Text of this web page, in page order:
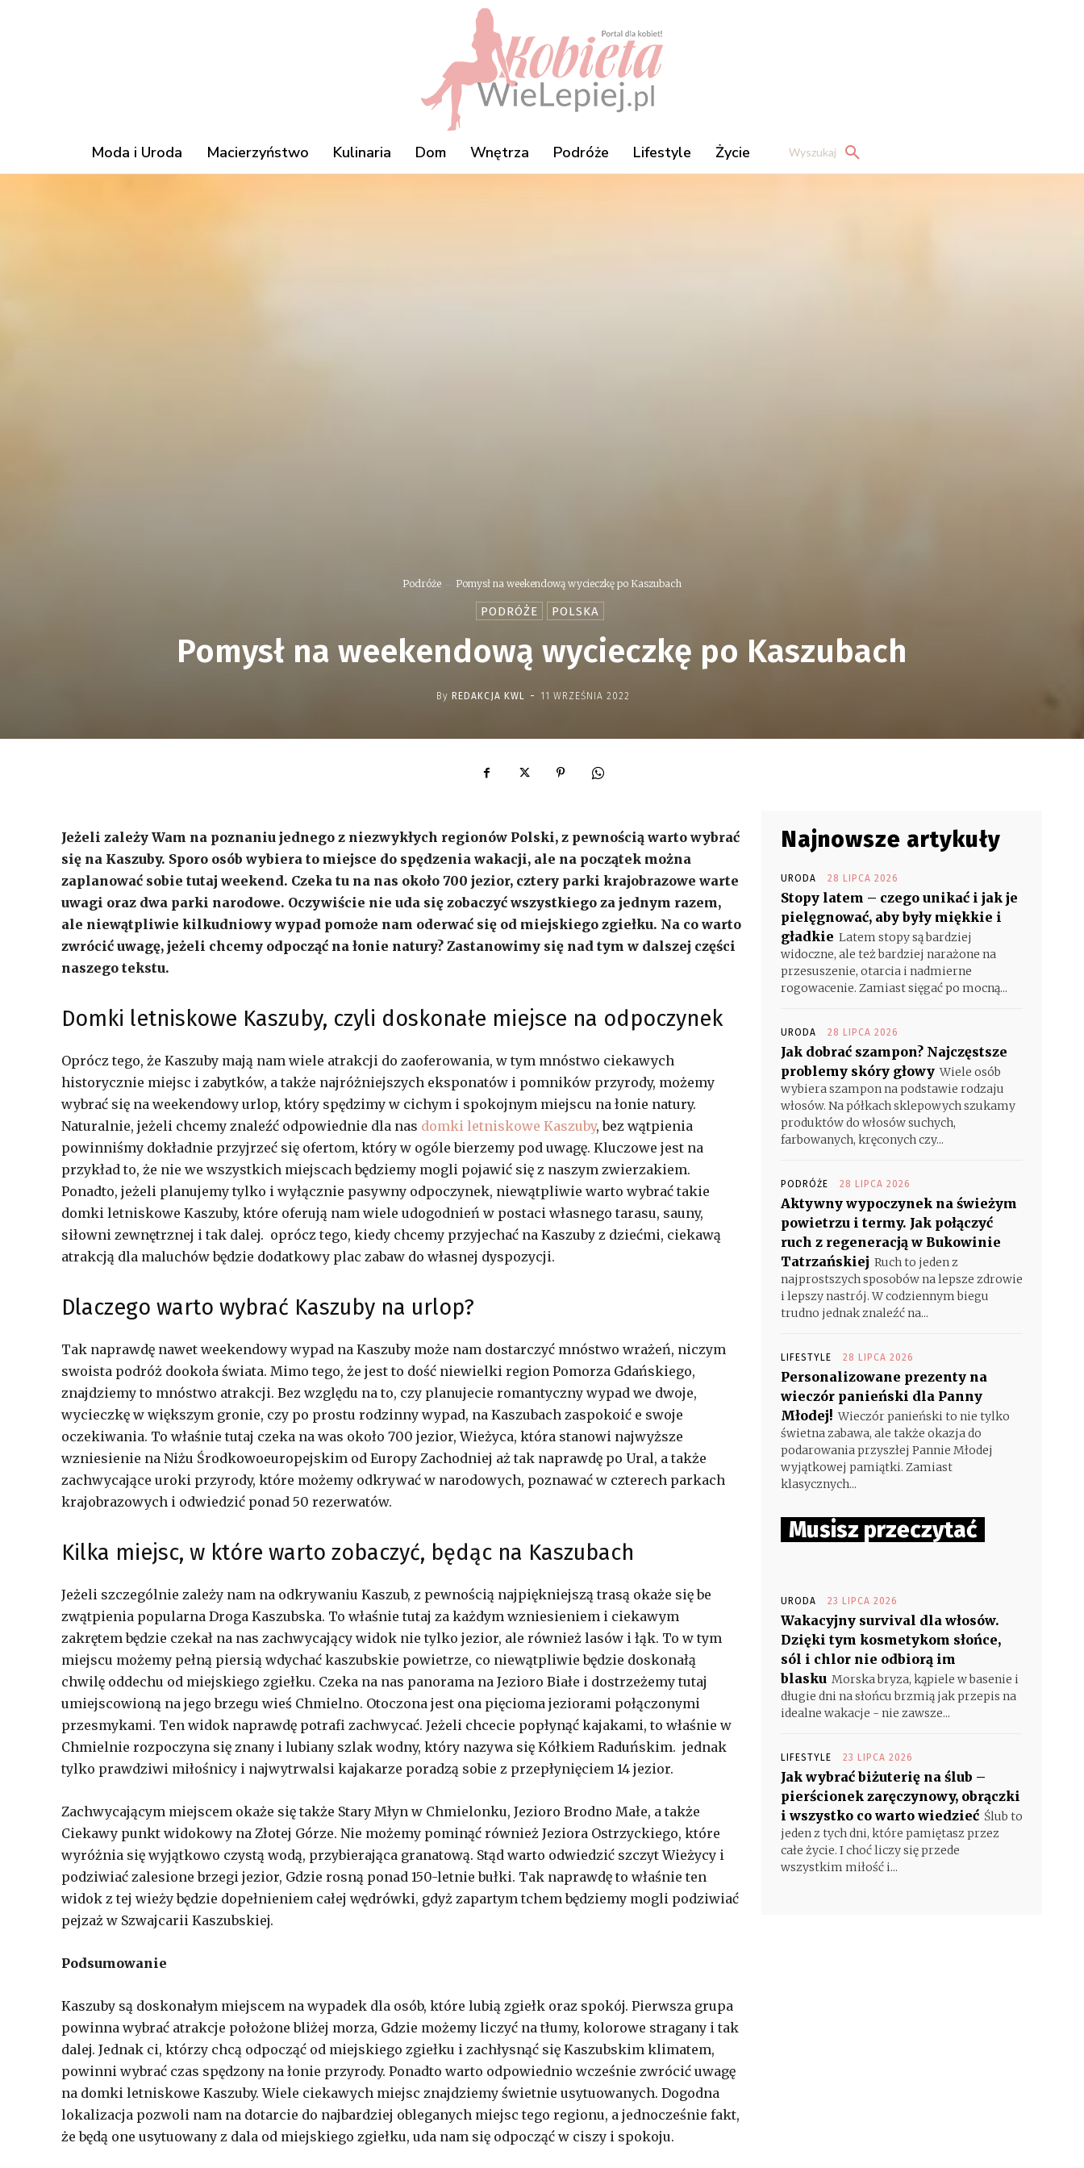
Moda i Uroda Macierzyństwo Kulinaria Dom Wnętrza Podróże Lifestyle Życie Wyszukaj
Podróże Pomysł na weekendową wycieczkę po Kaszubach
PODRÓŻE POLSKA
Pomysł na weekendową wycieczkę po Kaszubach
By REDAKCJA KWL - 11 WRZEŚNIA 2022
Jeżeli zależy Wam na poznaniu jednego z niezwykłych regionów Polski, z pewnością warto wybrać
się na Kaszuby. Sporo osób wybiera to miejsce do spędzenia wakacji, ale na początek można
zaplanować sobie tutaj weekend. Czeka tu na nas około 700 jezior, cztery parki krajobrazowe warte
uwagi oraz dwa parki narodowe. Oczywiście nie uda się zobaczyć wszystkiego za jednym razem,
ale niewątpliwie kilkudniowy wypad pomoże nam oderwać się od miejskiego zgiełku. Na co warto
zwrócić uwagę, jeżeli chcemy odpocząć na łonie natury? Zastanowimy się nad tym w dalszej części
naszego tekstu.
Domki letniskowe Kaszuby, czyli doskonałe miejsce na odpoczynek
Oprócz tego, że Kaszuby mają nam wiele atrakcji do zaoferowania, w tym mnóstwo ciekawych
historycznie miejsc i zabytków, a także najróżniejszych eksponatów i pomników przyrody, możemy
wybrać się na weekendowy urlop, który spędzimy w cichym i spokojnym miejscu na łonie natury.
Naturalnie, jeżeli chcemy znaleźć odpowiednie dla nas domki letniskowe Kaszuby, bez wątpienia
powinniśmy dokładnie przyjrzeć się ofertom, który w ogóle bierzemy pod uwagę. Kluczowe jest na
przykład to, że nie we wszystkich miejscach będziemy mogli pojawić się z naszym zwierzakiem.
Ponadto, jeżeli planujemy tylko i wyłącznie pasywny odpoczynek, niewątpliwie warto wybrać takie
domki letniskowe Kaszuby, które oferują nam wiele udogodnień w postaci własnego tarasu, sauny,
siłowni zewnętrznej i tak dalej. oprócz tego, kiedy chcemy przyjechać na Kaszuby z dziećmi, ciekawą
atrakcją dla maluchów będzie dodatkowy plac zabaw do własnej dyspozycji.
Dlaczego warto wybrać Kaszuby na urlop?
Tak naprawdę nawet weekendowy wypad na Kaszuby może nam dostarczyć mnóstwo wrażeń, niczym
swoista podróż dookoła świata. Mimo tego, że jest to dość niewielki region Pomorza Gdańskiego,
znajdziemy to mnóstwo atrakcji. Bez względu na to, czy planujecie romantyczny wypad we dwoje,
wycieczkę w większym gronie, czy po prostu rodzinny wypad, na Kaszubach zaspokoić e swoje
oczekiwania. To właśnie tutaj czeka na was około 700 jezior, Wieżyca, która stanowi najwyższe
wzniesienie na Niżu Środkowoeuropejskim od Europy Zachodniej aż tak naprawdę po Ural, a także
zachwycające uroki przyrody, które możemy odkrywać w narodowych, poznawać w czterech parkach
krajobrazowych i odwiedzić ponad 50 rezerwatów.
Kilka miejsc, w które warto zobaczyć, będąc na Kaszubach
Jeżeli szczególnie zależy nam na odkrywaniu Kaszub, z pewnością najpiękniejszą trasą okaże się be
zwątpienia popularna Droga Kaszubska. To właśnie tutaj za każdym wzniesieniem i ciekawym
zakrętem będzie czekał na nas zachwycający widok nie tylko jezior, ale również lasów i łąk. To w tym
miejscu możemy pełną piersią wdychać kaszubskie powietrze, co niewątpliwie będzie doskonałą
chwilę oddechu od miejskiego zgiełku. Czeka na nas panorama na Jezioro Białe i dostrzeżemy tutaj
umiejscowioną na jego brzegu wieś Chmielno. Otoczona jest ona pięcioma jeziorami połączonymi
przesmykami. Ten widok naprawdę potrafi zachwycać. Jeżeli chcecie popłynąć kajakami, to właśnie w
Chmielnie rozpoczyna się znany i lubiany szlak wodny, który nazywa się Kółkiem Raduńskim. jednak
tylko prawdziwi miłośnicy i najwytrwalsi kajakarze poradzą sobie z przepłynięciem 14 jezior.
Zachwycającym miejscem okaże się także Stary Młyn w Chmielonku, Jezioro Brodno Małe, a także
Ciekawy punkt widokowy na Złotej Górze. Nie możemy pominąć również Jeziora Ostrzyckiego, które
wyróżnia się wyjątkowo czystą wodą, przybierająca granatową. Stąd warto odwiedzić szczyt Wieżycy i
podziwiać zalesione brzegi jezior, Gdzie rosną ponad 150-letnie bułki. Tak naprawdę to właśnie ten
widok z tej wieży będzie dopełnieniem całej wędrówki, gdyż zapartym tchem będziemy mogli podziwiać
pejzaż w Szwajcarii Kaszubskiej.
Podsumowanie
Kaszuby są doskonałym miejscem na wypadek dla osób, które lubią zgiełk oraz spokój. Pierwsza grupa
powinna wybrać atrakcje położone bliżej morza, Gdzie możemy liczyć na tłumy, kolorowe stragany i tak
dalej. Jednak ci, którzy chcą odpocząć od miejskiego zgiełku i zachłysnąć się Kaszubskim klimatem,
powinni wybrać czas spędzony na łonie przyrody. Ponadto warto odpowiednio wcześnie zwrócić uwagę
na domki letniskowe Kaszuby. Wiele ciekawych miejsc znajdziemy świetnie usytuowanych. Dogodna
lokalizacja pozwoli nam na dotarcie do najbardziej obleganych miejsc tego regionu, a jednocześnie fakt,
że będą one usytuowany z dala od miejskiego zgiełku, uda nam się odpocząć w ciszy i spokoju.
Najnowsze artykuły
URODA 28 LIPCA 2026
Stopy latem – czego unikać i jak je
pielęgnować, aby były miękkie i
gładkie Latem stopy są bardziej
widoczne, ale też bardziej narażone na
przesuszenie, otarcia i nadmierne
rogowacenie. Zamiast sięgać po mocną...
URODA 28 LIPCA 2026
Jak dobrać szampon? Najczęstsze
problemy skóry głowy Wiele osób
wybiera szampon na podstawie rodzaju
włosów. Na półkach sklepowych szukamy
produktów do włosów suchych,
farbowanych, kręconych czy...
PODRÓŻE 28 LIPCA 2026
Aktywny wypoczynek na świeżym
powietrzu i termy. Jak połączyć
ruch z regeneracją w Bukowinie
Tatrzańskiej Ruch to jeden z
najprostszych sposobów na lepsze zdrowie
i lepszy nastrój. W codziennym biegu
trudno jednak znaleźć na...
LIFESTYLE 28 LIPCA 2026
Personalizowane prezenty na
wieczór panieński dla Panny
Młodej! Wieczór panieński to nie tylko
świetna zabawa, ale także okazja do
podarowania przyszłej Pannie Młodej
wyjątkowej pamiątki. Zamiast
klasycznych...
Musisz przeczytać
URODA 23 LIPCA 2026
Wakacyjny survival dla włosów.
Dzięki tym kosmetykom słońce,
sól i chlor nie odbiorą im
blasku Morska bryza, kąpiele w basenie i
długie dni na słońcu brzmią jak przepis na
idealne wakacje - nie zawsze...
LIFESTYLE 23 LIPCA 2026
Jak wybrać biżuterię na ślub –
pierścionek zaręczynowy, obrączki
i wszystko co warto wiedzieć Ślub to
jeden z tych dni, które pamiętasz przez
całe życie. I choć liczy się przede
wszystkim miłość i...